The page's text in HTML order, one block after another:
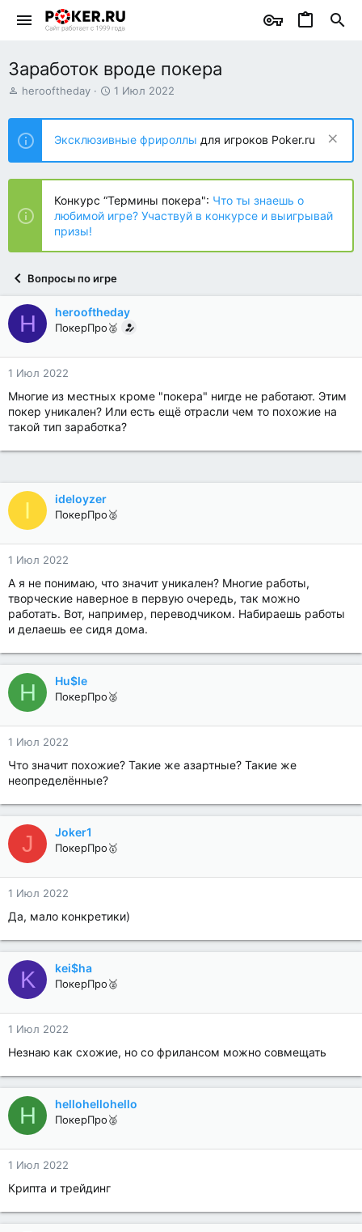
Заработок вроде покера
А
т
о
р
т
е
ы
herooftheday
Д
т
н
а
ч
л
а
1 Июл 2022
Эксклюзивные фрироллы для игроков Poker.ru
Конкурс “Термины покера": Что ты знаешь о
любимой игре? Участвуй в конкурсе и выигрывай
призы!
Вопросы по игре
H herooftheday
ПокерПро🥈
1 Июл 2022
Многие из местных кроме "покера" нигде не работают. Этим
покер уникален? Или есть ещё отрасли чем то похожие на
такой тип заработка?
I ideloyzer
ПокерПро🥈
1 Июл 2022
А я не понимаю, что значит уникален? Многие работы,
творческие наверное в первую очередь, так можно
работать. Вот, например, переводчиком. Набираешь работы
и делаешь ее сидя дома.
H Hu$le
ПокерПро🥈
1 Июл 2022
Что значит похожие? Такие же азартные? Такие же
неопределённые?
J Joker1
ПокерПро🥇
1 Июл 2022
Да, мало конкретики)
K kei$ha
ПокерПро🥈
1 Июл 2022
Незнаю как схожие, но со фрилансом можно совмещать
H hellohellohello
ПокерПро🥈
1 Июл 2022
Крипта и трейдинг